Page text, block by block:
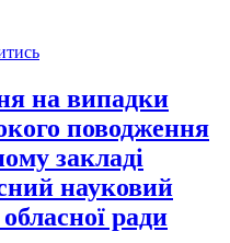
на випадки
поводження
закладі
науковий
ради